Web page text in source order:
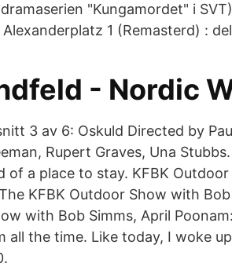
"Kungamordet" i
1 (Remasterd) :
- Nordic
3 av 6: Oskuld Directed by
Rupert Graves, Una
a place to stay. KFBK Outdoor
KFBK Outdoor Show with
with Bob Simms, April
all the time. Like today, I woke